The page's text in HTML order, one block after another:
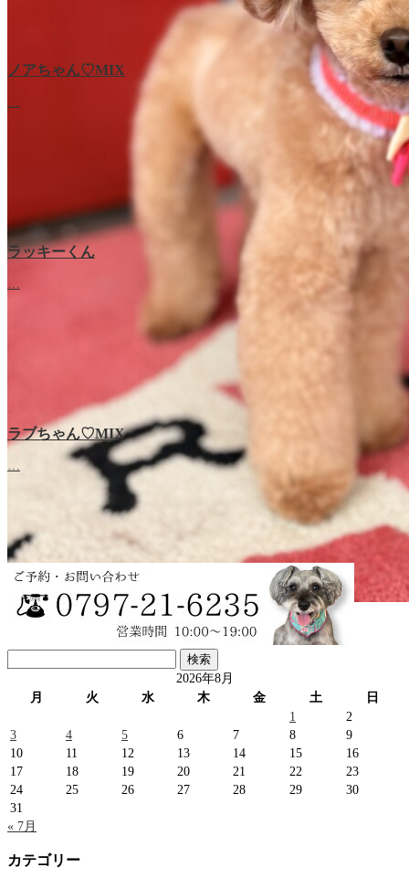
直次郎ちゃん♡プードル
ノアちゃん♡‬MIX
ラッキーくん
ラブちゃん♡MIX
索:
2026年8月
月
火 水 木 金 土
日
1
2
3
4 5 6 7 8
9
10
11 12 13 14 15
16
17
18 19 20 21 22
23
24
25 26 27 28 29
30
31
« 7月
カテゴリー